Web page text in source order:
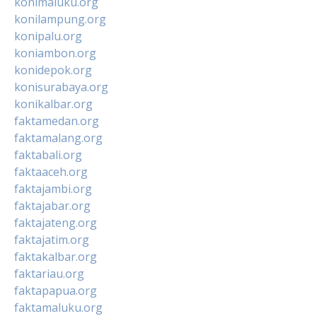
konilampung.org
konipalu.org
koniambon.org
konidepok.org
konisurabaya.org
konikalbar.org
faktamedan.org
faktamalang.org
faktabali.org
faktaaceh.org
faktajambi.org
faktajabar.org
faktajateng.org
faktajatim.org
faktakalbar.org
faktariau.org
faktapapua.org
faktamaluku.org